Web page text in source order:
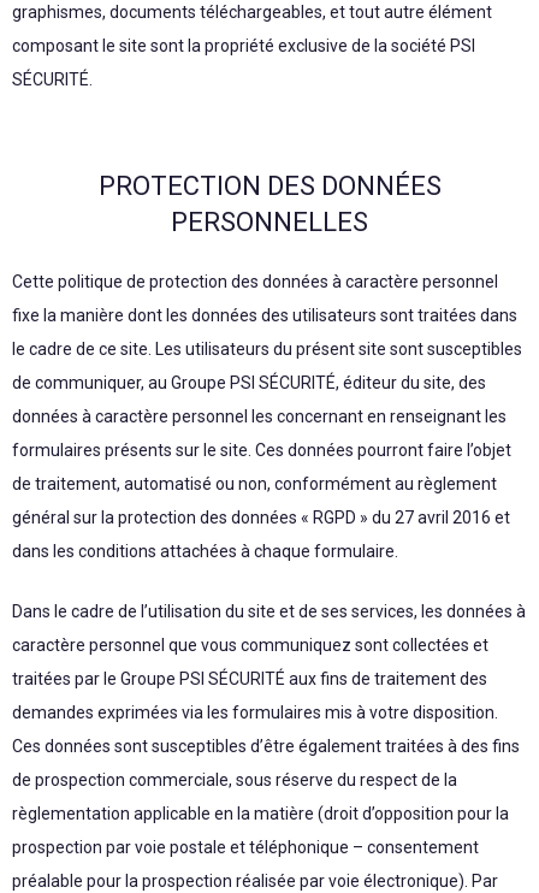
graphismes, documents téléchargeables, et tout autre élément
composant le site sont la propriété exclusive de la société PSI
SÉCURITÉ.
PROTECTION DES DONNÉES
PERSONNELLES
Cette politique de protection des données à caractère personnel
fixe la manière dont les données des utilisateurs sont traitées dans
le cadre de ce site. Les utilisateurs du présent site sont susceptibles
de communiquer, au Groupe PSI SÉCURITÉ, éditeur du site, des
données à caractère personnel les concernant en renseignant les
formulaires présents sur le site. Ces données pourront faire l’objet
de traitement, automatisé ou non, conformément au règlement
général sur la protection des données « RGPD » du 27 avril 2016 et
dans les conditions attachées à chaque formulaire.
Dans le cadre de l’utilisation du site et de ses services, les données à
caractère personnel que vous communiquez sont collectées et
traitées par le Groupe PSI SÉCURITÉ aux fins de traitement des
demandes exprimées via les formulaires mis à votre disposition.
Ces données sont susceptibles d’être également traitées à des fins
de prospection commerciale, sous réserve du respect de la
règlementation applicable en la matière (droit d’opposition pour la
prospection par voie postale et téléphonique – consentement
préalable pour la prospection réalisée par voie électronique). Par